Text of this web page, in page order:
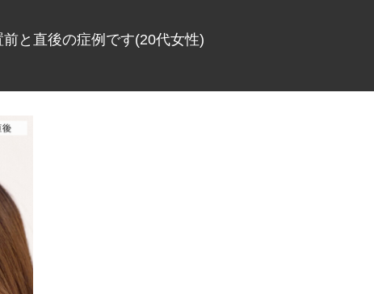
と直後の症例です(20代女性)